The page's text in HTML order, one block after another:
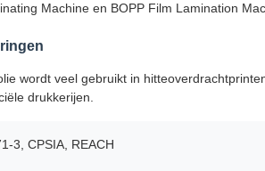
Machine en BOPP Film Lamination
wordt veel gebruikt in
drukkerijen.
3, CPSIA, REACH